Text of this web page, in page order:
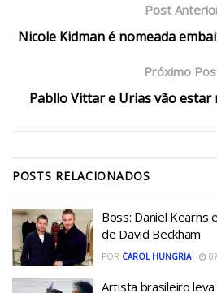
Post
Nicole Kidman é nomeada
Próximo
Pabllo Vittar e Urias vão estar
POSTS RELACIONADOS
Boss: Daniel Kearns
de David Beckham
POR CAROL HUNGRIA
Artista brasileiro